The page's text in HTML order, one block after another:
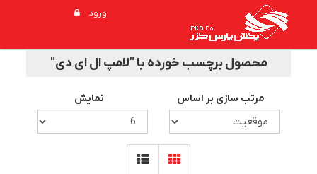
ورود
محصول برچسب خورده با "لامپ ال ای دی"
مرتب سازی بر اساس نمایش